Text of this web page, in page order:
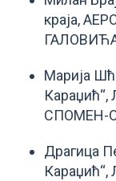
краја,
Марија
СПОМЕН-
Драгица